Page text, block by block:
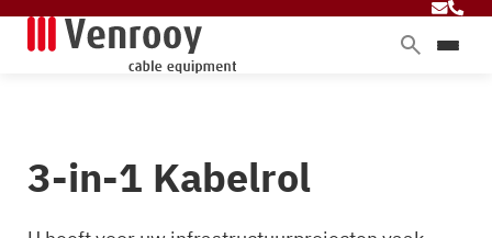
Diensten
3-in-1 Kabelrol